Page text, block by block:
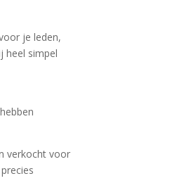
je leden,
heel simpel
verkocht voor